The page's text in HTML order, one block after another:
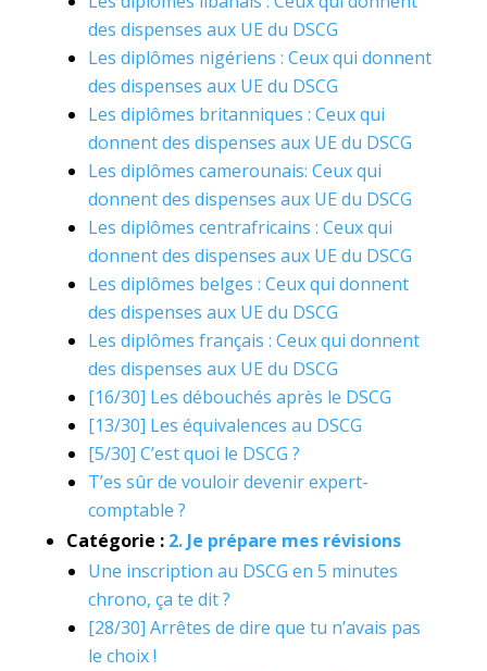
des dispenses aux UE du DSCG
Les diplômes nigériens : Ceux qui donnent
des dispenses aux UE du DSCG
Les diplômes britanniques : Ceux qui
donnent des dispenses aux UE du DSCG
Les diplômes camerounais: Ceux qui
donnent des dispenses aux UE du DSCG
Les diplômes centrafricains : Ceux qui
donnent des dispenses aux UE du DSCG
Les diplômes belges : Ceux qui donnent
des dispenses aux UE du DSCG
Les diplômes français : Ceux qui donnent
des dispenses aux UE du DSCG
[16/30] Les débouchés après le DSCG
[13/30] Les équivalences au DSCG
[5/30] C’est quoi le DSCG ?
T’es sûr de vouloir devenir expert-
comptable ?
Catégorie : 2. Je prépare mes révisions
Une inscription au DSCG en 5 minutes
chrono, ça te dit ?
[28/30] Arrêtes de dire que tu n’avais pas
le choix !